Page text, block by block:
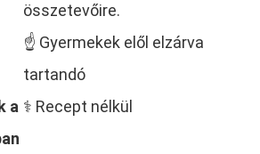
összetevőire.
☝ Gyermekek elől elzárva
tartandó
a ⚕️ Recept nélkül